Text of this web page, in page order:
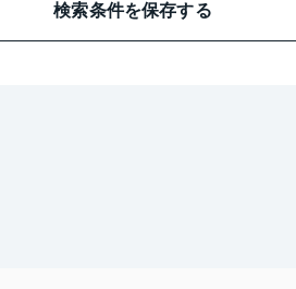
検索条件を保存する